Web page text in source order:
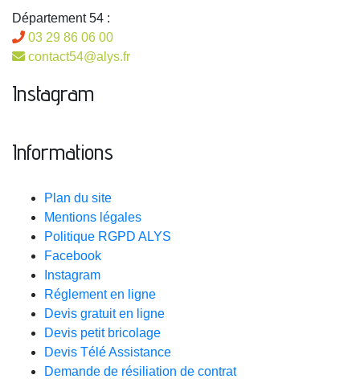
Département 54 :
03 29 86 06 00
contact54@alys.fr
Instagram
Informations
Plan du site
Mentions légales
Politique RGPD ALYS
Facebook
Instagram
Réglement en ligne
Devis gratuit en ligne
Devis petit bricolage
Devis Télé Assistance
Demande de résiliation de contrat